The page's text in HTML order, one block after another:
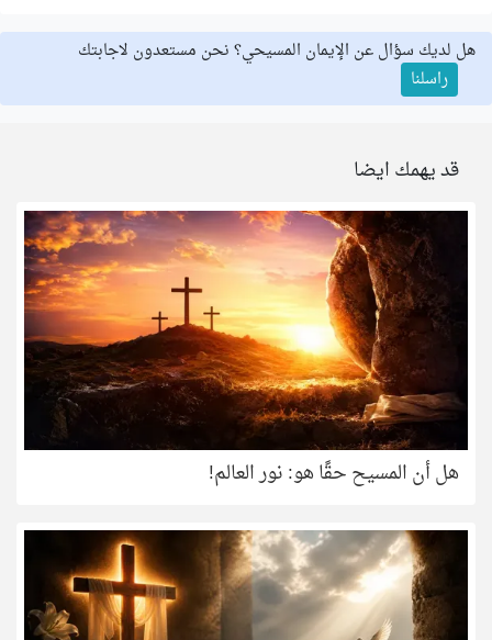
هل لديك سؤال عن الإيمان المسيحي؟ نحن مستعدون لاجابتك
راسلنا
قد يهمك ايضا
هل أن المسيح حقًا هو: نور العالم!